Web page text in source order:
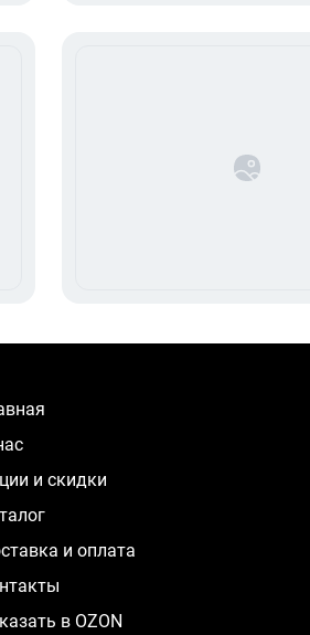
нас
и скидки
и оплата
в OZON